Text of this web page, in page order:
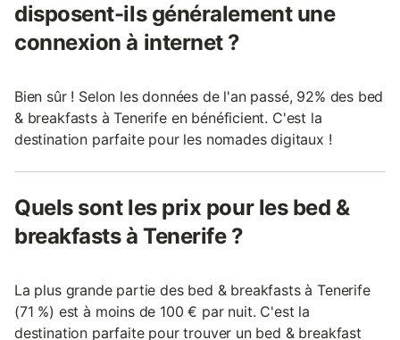
disposent-ils généralement une
connexion à internet ?
Bien sûr ! Selon les données de l'an passé, 92% des bed
& breakfasts à Tenerife en bénéficient. C'est la
destination parfaite pour les nomades digitaux !
Quels sont les prix pour les bed &
breakfasts à Tenerife ?
La plus grande partie des bed & breakfasts à Tenerife
(71 %) est à moins de 100 € par nuit. C'est la
destination parfaite pour trouver un bed & breakfast